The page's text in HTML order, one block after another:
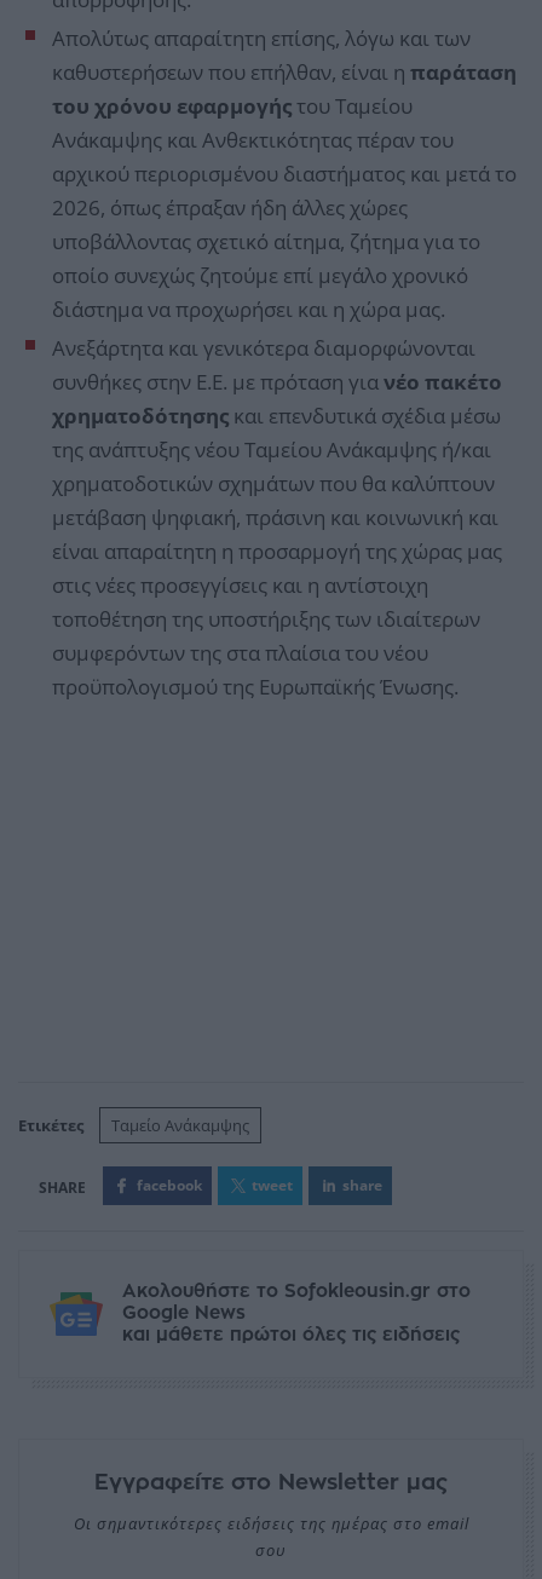
Απολύτως απαραίτητη επίσης, λόγω και των
καθυστερήσεων που επήλθαν, είναι η παράταση
του χρόνου εφαρμογήςτου Ταμείου
Ανάκαμψης και Ανθεκτικότητας πέραν του
αρχικού περιορισμένου διαστήματος και μετά το
2026, όπως έπραξαν ήδη άλλες χώρες
υποβάλλοντας σχετικό αίτημα, ζήτημα για το
οποίο συνεχώς ζητούμε επί μεγάλο χρονικό
διάστημα να προχωρήσει και η χώρα μας.
Ανεξάρτητα και γενικότερα διαμορφώνονται
συνθήκες στην Ε.Ε. με πρόταση γιανέο πακέτο
χρηματοδότησης και επενδυτικά σχέδια μέσω
της ανάπτυξης νέου Ταμείου Ανάκαμψης ή/και
χρηματοδοτικών σχημάτων που θα καλύπτουν
μετάβαση ψηφιακή, πράσινη και κοινωνική και
είναι απαραίτητη η προσαρμογή της χώρας μας
στις νέες προσεγγίσεις και η αντίστοιχη
τοποθέτηση της υποστήριξης των ιδιαίτερων
συμφερόντων της στα πλαίσια του νέου
προϋπολογισμού της Ευρωπαϊκής Ένωσης.
Ετικέτες Ταμείο Ανάκαμψης
facebook tweet share
Ακολουθήστε το Sofokleousin.gr στο
Google News
και μάθετε πρώτοι όλες τις ειδήσεις
Εγγραφείτε στο Newsletter μας
Οι σημαντικότερες ειδήσεις της ημέρας στο email
σου